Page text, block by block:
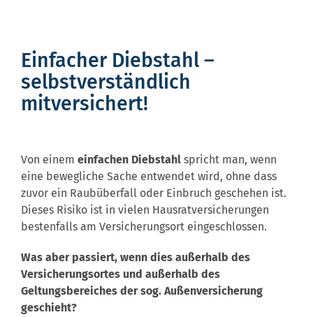
Einfacher Diebstahl –
selbstverständlich
mitversichert!
Von einem einfachen Diebstahl spricht man, wenn
eine bewegliche Sache entwendet wird, ohne dass
zuvor ein Raubüberfall oder Einbruch geschehen ist.
Dieses Risiko ist in vielen Hausratversicherungen
bestenfalls am Versicherungsort eingeschlossen.
Was aber passiert, wenn dies außerhalb des
Versicherungsortes und außerhalb des
Geltungsbereiches der sog. Außenversicherung
geschieht?